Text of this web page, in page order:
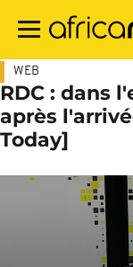
contenu
WEB
RDC : dans
après
Today]